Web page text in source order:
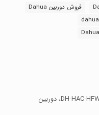
فروش دوربین Dahua
دوربین مداربسته داهوا مدل DH-HAC-HFW2601TP-Z-A، دوربین